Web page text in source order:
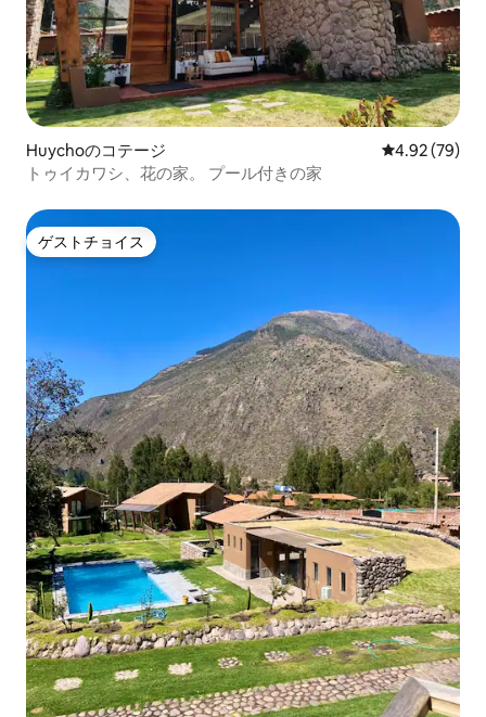
Huychoのコテージ レビュー79
4.92 (79)
トゥイカワシ、花の家。 プール付きの家
ゲストチョイス
ゲストチョイス